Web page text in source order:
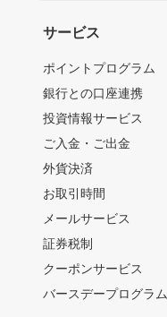
サービス
ポイントプログラム
銀行との口座連携
投資情報サービス
ご入金・ご出金
外貨決済
お取引時間
メールサービス
証券税制
クーポンサービス
バースデープログラム